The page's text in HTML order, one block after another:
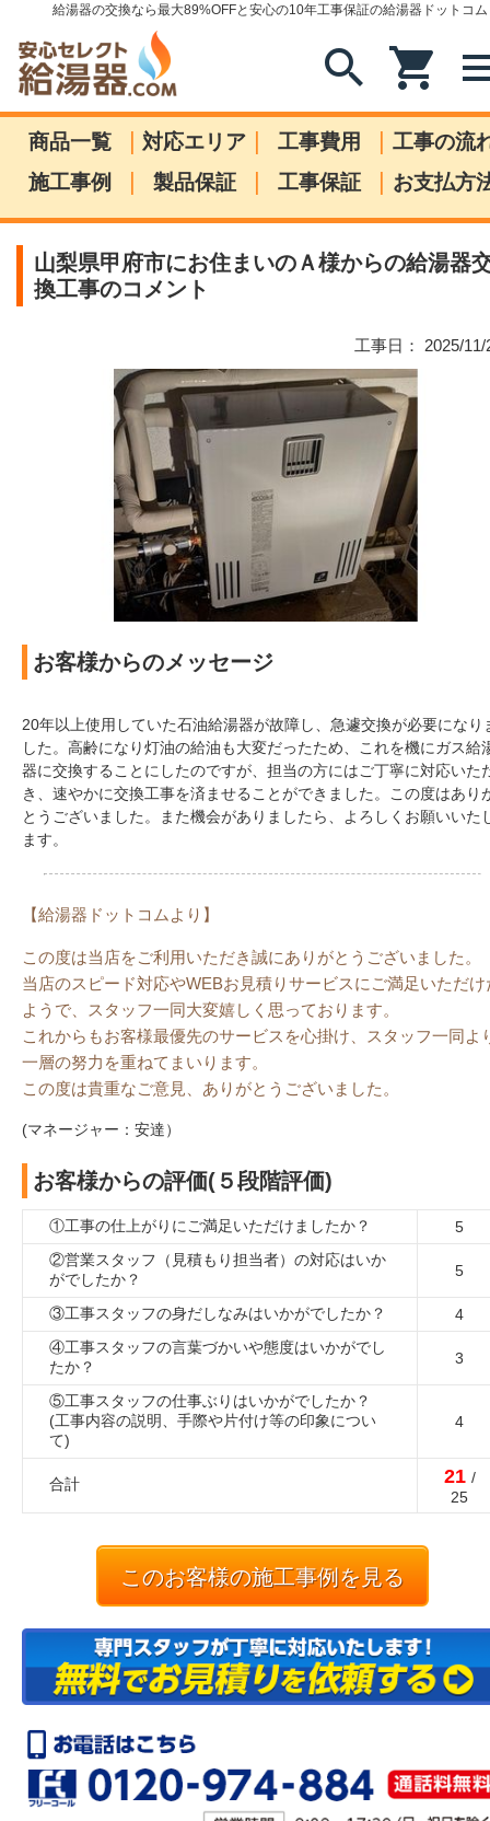
給湯器の交換なら最大89%OFFと安心の10年工事保証の給湯器ドットコム
search shopping_cart
商品一覧 | 対応エリア | 工事費用 | 工事の流
施工事例
| 製品保証 | 工事保証 | お支払方
山梨県甲府市にお住まいのＡ様からの給湯器
換工事のコメント
工事日： 2025/11/
お客様からのメッセージ
20年以上使用していた石油給湯器が故障し、急遽交換が必要になり
した。高齢になり灯油の給油も大変だったため、これを機にガス給
器に交換することにしたのですが、担当の方にはご丁寧に対応いた
き、速やかに交換工事を済ませることができました。この度はあり
とうございました。また機会がありましたら、よろしくお願いいた
ます。
【給湯器ドットコムより】
この度は当店をご利用いただき誠にありがとうございました。
当店のスピード対応やWEBお見積りサービスにご満足いただけ
ようで、スタッフ一同大変嬉しく思っております。
これからもお客様最優先のサービスを心掛け、スタッフ一同よ
一層の努力を重ねてまいります。
この度は貴重なご意見、ありがとうございました。
(マネージャー：安達）
お客様からの評価(５段階評価)
①工事の仕上がりにご満足いただけましたか？
5
②営業スタッフ（見積もり担当者）の対応はいか
がでしたか？
5
③工事スタッフの身だしなみはいかがでしたか？
4
④工事スタッフの言葉づかいや態度はいかがでし
たか？
3
⑤工事スタッフの仕事ぶりはいかがでしたか？
(工事内容の説明、手際や片付け等の印象につい
て)
4
合計 21 /
25
このお客様の施工事例を見る